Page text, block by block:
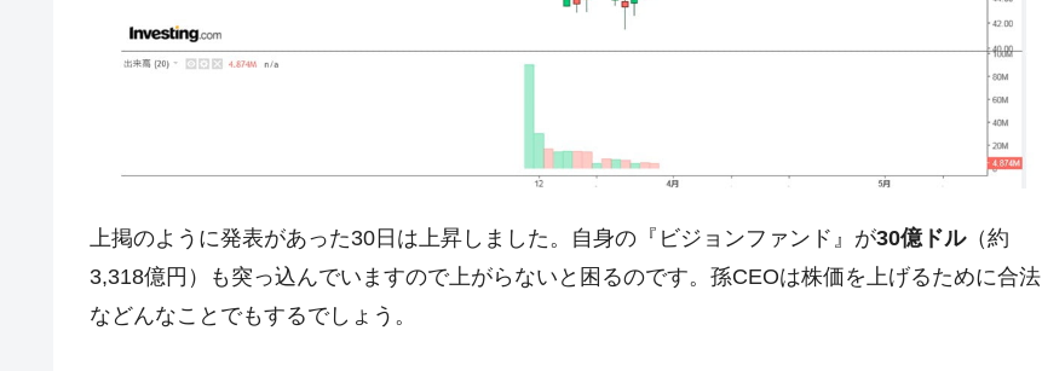
韓国政府「2035年までに18.4GW規模のAIデータセンター整備」⇒ だから無理だってば。
『Money1』 JPモルガン「韓国レバレッジETFの清算はほぼ終わった」
韓国政府「ニセＫ-ブランドを通報しようキャンペーン」⇒ あの名物教授も登場！
韓国「橋が落ちました」⇒ 耐久性「なさすぎ」では。
『Money1』 韓国鉄鋼最大手『POSCO』ズブズブ沈む。営業利益80.2％も減少
『Money1』
米国下院「韓国の公務員個人をターゲットにぶん殴る法案」提出！⇒ クーパン問題は合衆国企業に対
する差別。許してはおかぬ
上掲のように発表があった30日は上昇しました。自身の『ビジョンファンド』が30億ドル（約
3,318億円）も突っ込んでいますので上がらないと困るのです。孫CEOは株価を上げるために合法
などんなことでもするでしょう。